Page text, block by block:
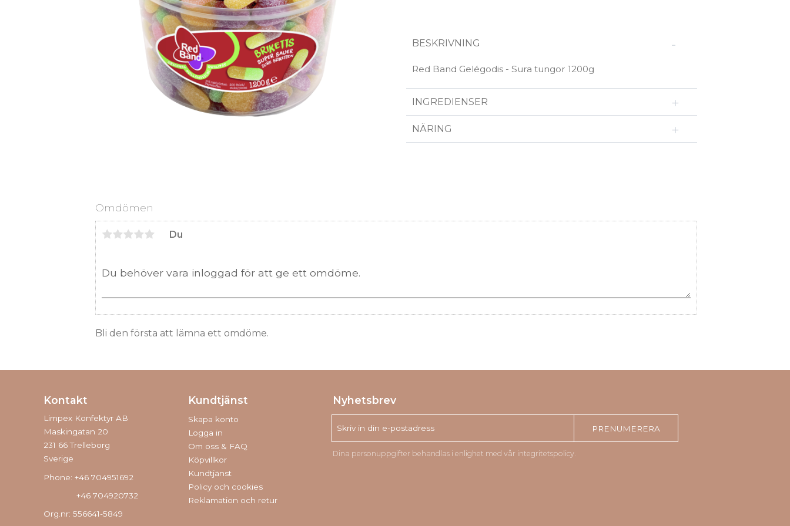
BESKRIVNING
Red Band Gelégodis - Sura tungor 1200g
INGREDIENSER
NÄRING
Omdömen
Du
Bli den första att lämna ett omdöme.
Kontakt
Limpex Konfektyr AB
Maskingatan 20
231 66 Trelleborg
Sverige
Phone: +46 704951692
+46 704920732
Org.nr: 556641-5849
Kundtjänst
Skapa konto
Logga in
Om oss & FAQ
Köpvillkor
Kundtjänst
Policy och cookies
Reklamation och retur
Nyhetsbrev
PRENUMERERA
Dina personuppgifter behandlas i enlighet med vår integritetspolicy.